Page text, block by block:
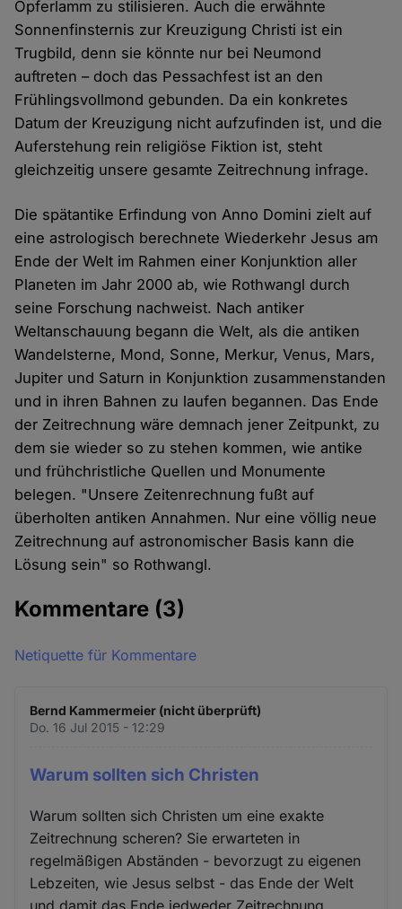
Opferlamm zu stilisieren. Auch die erwähnte
Sonnenfinsternis zur Kreuzigung Christi ist ein
Trugbild, denn sie könnte nur bei Neumond
auftreten – doch das Pessachfest ist an den
Frühlingsvollmond gebunden. Da ein konkretes
Datum der Kreuzigung nicht aufzufinden ist, und die
Auferstehung rein religiöse Fiktion ist, steht
gleichzeitig unsere gesamte Zeitrechnung infrage.
Die spätantike Erfindung von Anno Domini zielt auf
eine astrologisch berechnete Wiederkehr Jesus am
Ende der Welt im Rahmen einer Konjunktion aller
Planeten im Jahr 2000 ab, wie Rothwangl durch
seine Forschung nachweist. Nach antiker
Weltanschauung begann die Welt, als die antiken
Wandelsterne, Mond, Sonne, Merkur, Venus, Mars,
Jupiter und Saturn in Konjunktion zusammenstanden
und in ihren Bahnen zu laufen begannen. Das Ende
der Zeitrechnung wäre demnach jener Zeitpunkt, zu
dem sie wieder so zu stehen kommen, wie antike
und frühchristliche Quellen und Monumente
belegen. "Unsere Zeitenrechnung fußt auf
überholten antiken Annahmen. Nur eine völlig neue
Zeitrechnung auf astronomischer Basis kann die
Lösung sein" so Rothwangl.
Kommentare (3)
Netiquette für Kommentare
Bernd Kammermeier (nicht überprüft)
Do. 16 Jul 2015 - 12:29
Warum sollten sich Christen
Warum sollten sich Christen um eine exakte
Zeitrechnung scheren? Sie erwarteten in
regelmäßigen Abständen - bevorzugt zu eigenen
Lebzeiten, wie Jesus selbst - das Ende der Welt
und damit das Ende jedweder Zeitrechnung.